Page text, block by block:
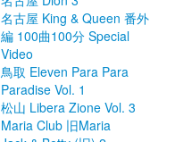
名古屋 King & Queen 番外
編 100曲100分 Special
Video
鳥取 Eleven Para Para
Paradise Vol. 1
松山 Libera Zione Vol. 3
Maria Club 旧Maria